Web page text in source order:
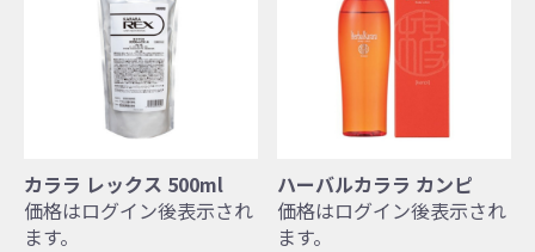
カララ レックス 500ml
価格はログイン後表示され
ます。
ハーバルカララ カンピ
価格はログイン後表示され
ます。